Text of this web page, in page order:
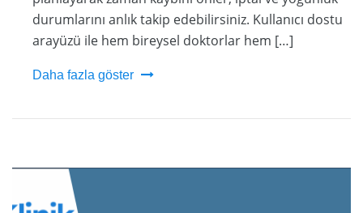
durumlarını anlık takip edebilirsiniz. Kullanıcı dostu
arayüzü ile hem bireysel doktorlar hem […]
Daha fazla göster